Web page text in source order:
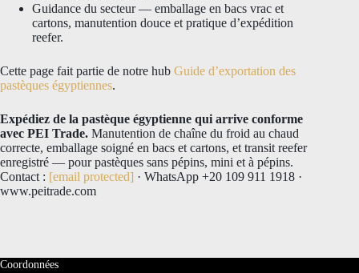
Guidance du secteur — emballage en bacs vrac et
cartons, manutention douce et pratique d’expédition
reefer.
Cette page fait partie de notre hub Guide d’exportation des
pastèques égyptiennes.
Expédiez de la pastèque égyptienne qui arrive conforme
avec PEI Trade. Manutention de chaîne du froid au chaud
correcte, emballage soigné en bacs et cartons, et transit reefer
enregistré — pour pastèques sans pépins, mini et à pépins.
Contact : [email protected] · WhatsApp +20 109 911 1918 ·
www.peitrade.com
Coordonnées